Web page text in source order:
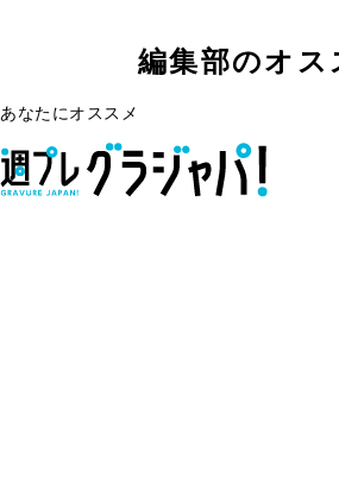
編集部のオス
あなたにオススメ